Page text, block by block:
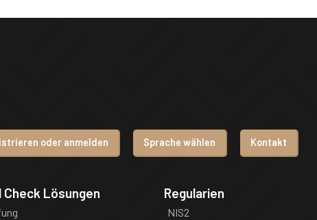
oder anmelden Sprache wählen Kontakt
Check Lösungen Regularien
NIS2